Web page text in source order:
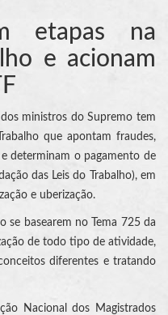
etapas na
e acionam
ministros do Supremo tem
que apontam fraudes,
determinam o pagamento de
das Leis do Trabalho), em
e uberização.
se basearem no Tema 725 da
de todo tipo de atividade,
diferentes e tratando
Nacional dos Magistrados